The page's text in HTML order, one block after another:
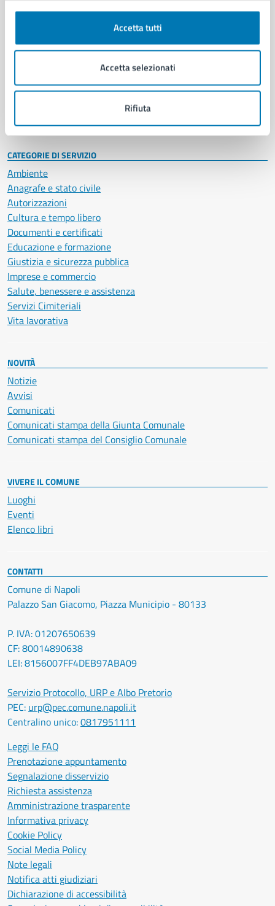
Accetta tutti
Accetta selezionati
Rifiuta
Organi di governo
Enti e fondazioni
Personale amministrativo
Intranet, posta aziendale e protocollo
CATEGORIE DI SERVIZIO
Ambiente
Anagrafe e stato civile
Autorizzazioni
Cultura e tempo libero
Documenti e certificati
Educazione e formazione
Giustizia e sicurezza pubblica
Imprese e commercio
Salute, benessere e assistenza
Servizi Cimiteriali
Vita lavorativa
NOVITÀ
Notizie
Avvisi
Comunicati
Comunicati stampa della Giunta Comunale
Comunicati stampa del Consiglio Comunale
VIVERE IL COMUNE
Luoghi
Eventi
Elenco libri
CONTATTI
Comune di Napoli
Palazzo San Giacomo, Piazza Municipio - 80133
P. IVA: 01207650639
CF: 80014890638
LEI: 8156007FF4DEB97ABA09
Servizio Protocollo, URP e Albo Pretorio
PEC: urp@pec.comune.napoli.it
Centralino unico:0817951111
Leggi le FAQ
Prenotazione appuntamento
Segnalazione disservizio
Richiesta assistenza
Amministrazione trasparente
Informativa privacy
Cookie Policy
Social Media Policy
Note legali
Notifica atti giudiziari
Dichiarazione di accessibilità